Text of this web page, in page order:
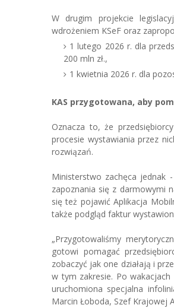
W drugim projekcie
wdrożeniem KSeF oraz
1 lutego 2026 r. dla
200 mln zł.,
1 kwietnia 2026 r. dla
KAS przygotowana, aby
Oznacza to, że
procesie wystawiania przez
rozwiązań.
Ministerstwo zachęca jednak
zapoznania się z darmowymi
się też pojawić Aplikacja
także podgląd faktur
„Przygotowaliśmy
gotowi pomagać
zobaczyć jak one działają i
w tym zakresie. Po
uruchomiona specjalna
Marcin Łoboda, Szef Krajowej